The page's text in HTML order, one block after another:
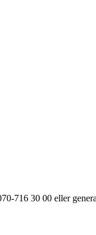
716 30 00 eller